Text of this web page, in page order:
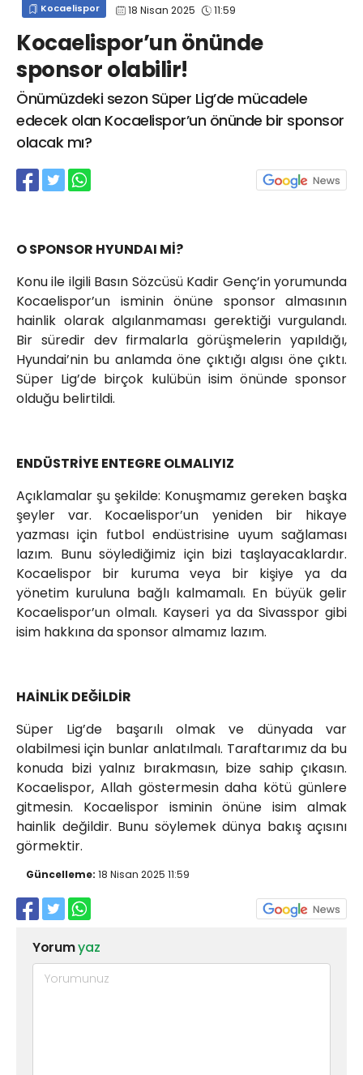
Kocaelispor 18 Nisan 2025 11:59
Kocaelispor’un önünde
sponsor olabilir!
Önümüzdeki sezon Süper Lig’de mücadele
edecek olan Kocaelispor’un önünde bir sponsor
olacak mı?
O SPONSOR HYUNDAI Mİ?
Konu ile ilgili Basın Sözcüsü Kadir Genç’in yorumunda
Kocaelispor’un isminin önüne sponsor almasının
hainlik olarak algılanmaması gerektiği vurgulandı.
Bir süredir dev firmalarla görüşmelerin yapıldığı,
Hyundai’nin bu anlamda öne çıktığı algısı öne çıktı.
Süper Lig’de birçok kulübün isim önünde sponsor
olduğu belirtildi.
ENDÜSTRİYE ENTEGRE OLMALIYIZ
Açıklamalar şu şekilde: Konuşmamız gereken başka
şeyler var. Kocaelispor’un yeniden bir hikaye
yazması için futbol endüstrisine uyum sağlaması
lazım. Bunu söylediğimiz için bizi taşlayacaklardır.
Kocaelispor bir kuruma veya bir kişiye ya da
yönetim kuruluna bağlı kalmamalı. En büyük gelir
Kocaelispor’un olmalı. Kayseri ya da Sivasspor gibi
isim hakkına da sponsor almamız lazım.
HAİNLİK DEĞİLDİR
Süper Lig’de başarılı olmak ve dünyada var
olabilmesi için bunlar anlatılmalı. Taraftarımız da bu
konuda bizi yalnız bırakmasın, bize sahip çıkasın.
Kocaelispor, Allah göstermesin daha kötü günlere
gitmesin. Kocaelispor isminin önüne isim almak
hainlik değildir. Bunu söylemek dünya bakış açısını
görmektir.
Güncelleme: 18 Nisan 2025 11:59
Yorumyaz
info@spor41.com